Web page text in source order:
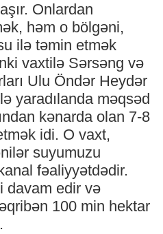
Onlardan
həm o bölgəni,
ilə təmin etmək
vaxtilə Sərsəng və
Ulu Öndər Heydər
yaradılanda məqsəd
kənarda olan 7-8
idi. O vaxt,
suyumuzu
fəaliyyətdədir.
davam edir və
100 min hektar